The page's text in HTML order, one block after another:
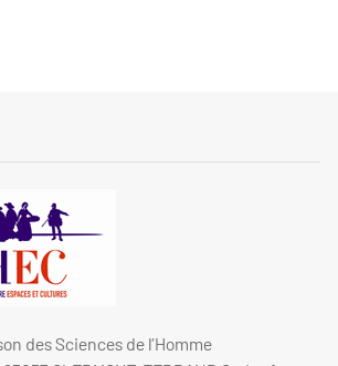
des Sciences de l’Homme